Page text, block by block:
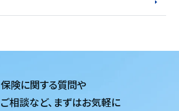
保険に関する質問や
ご相談など、 まずはお気軽に